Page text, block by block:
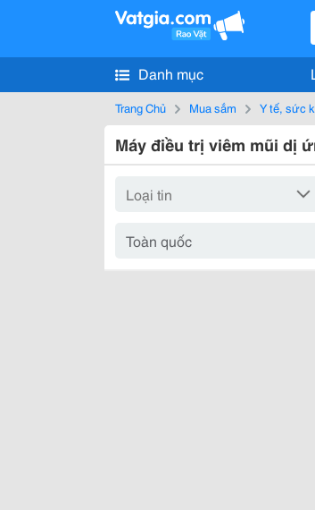
Danh mục
Trang Chủ Mua sắm Y tế, sức
Máy điều trị viêm mũi dị